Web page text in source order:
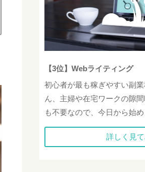
【3位】Webライティング
初心者が最も稼ぎやすい副
ん、主婦や在宅ワークの隙
も不要なので、今日から始め
詳しく見